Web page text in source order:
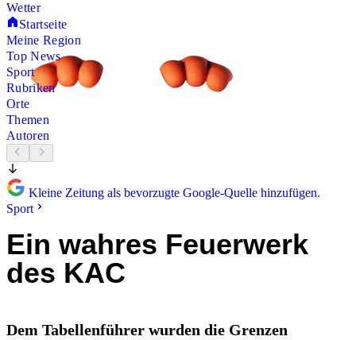
Wetter
Startseite
Meine Region
Top News
Sport
Rubriken
Orte
Themen
Autoren
Kleine Zeitung als bevorzugte Google-Quelle hinzufügen.
Sport
Ein wahres Feuerwerk
des KAC
Dem Tabellenführer wurden die Grenzen